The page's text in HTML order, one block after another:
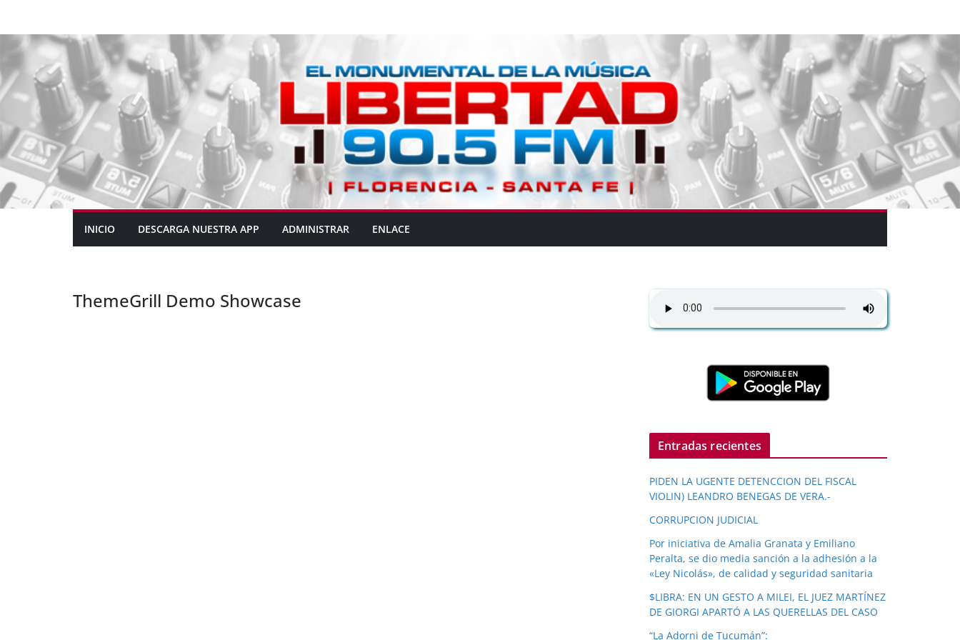
INICIO DESCARGA NUESTRA APP ADMINISTRAR ENLACE
ThemeGrill Demo Showcase
Entradas recientes
PIDEN LA UGENTE DETENCCION DEL FISCAL
VIOLIN) LEANDRO BENEGAS DE VERA.-
CORRUPCION JUDICIAL
Por iniciativa de Amalia Granata y Emiliano
Peralta, se dio media sanción a la adhesión a la
«Ley Nicolás», de calidad y seguridad sanitaria
$LIBRA: EN UN GESTO A MILEI, EL JUEZ MARTÍNEZ
DE GIORGI APARTÓ A LAS QUERELLAS DEL CASO
“La Adorni de Tucumán”: